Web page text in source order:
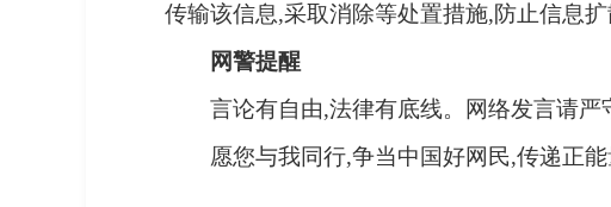
传输该信息,采取消除等处置措施,防止信息
网警提醒
言论有自由,法律有底线。网络发言请严
愿您与我同行,争当中国好网民,传递正能